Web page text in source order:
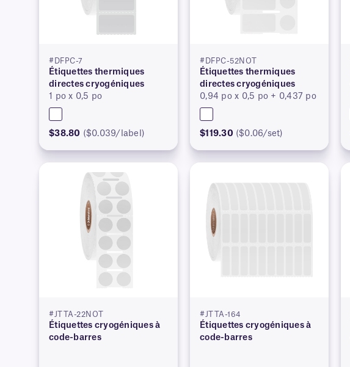
#DFPC-7
Étiquettes thermiques
directes cryogéniques
1 po x 0,5 po
$38.80 ($0.039/label)
#DFPC-52NOT
Étiquettes thermiques
directes cryogéniques
0,94 po x 0,5 po + 0,437 po
$119.30 ($0.06/set)
#JTTA-22NOT
Étiquettes cryogéniques à
code-barres
#JTTA-164
Étiquettes cryogéniques à
code-barres